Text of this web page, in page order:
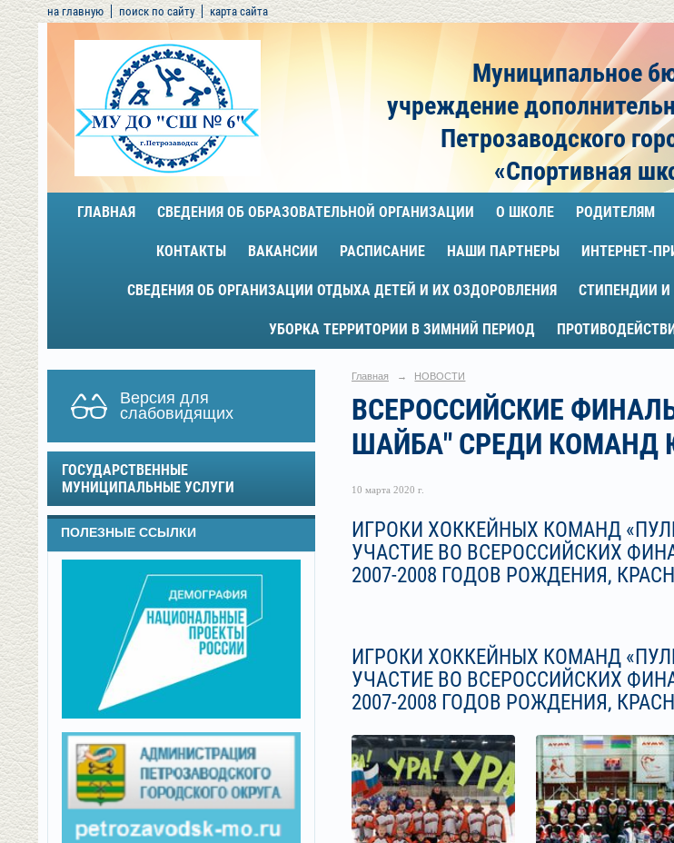
на главную поиск по сайту карта сайта
Муниципальное
учреждение
Петрозаводского
«Спортивная
ГЛАВНАЯ СВЕДЕНИЯ ОБ ОБРАЗОВАТЕЛЬНОЙ ОРГАНИЗАЦИИ О ШКОЛЕ РОДИТЕЛЯМ
КОНТАКТЫ ВАКАНСИИ РАСПИСАНИЕ НАШИ ПАРТНЕРЫ ИНТЕРНЕТ-
СВЕДЕНИЯ ОБ ОРГАНИЗАЦИИ ОТДЫХА ДЕТЕЙ И ИХ ОЗДОРОВЛЕНИЯ СТИПЕНДИИ
УБОРКА ТЕРРИТОРИИ В ЗИМНИЙ ПЕРИОД
Версия для
слабовидящих
ГОСУДАРСТВЕННЫЕ
МУНИЦИПАЛЬНЫЕ УСЛУГИ
ПОЛЕЗНЫЕ ССЫЛКИ
Главная → НОВОСТИ
ВСЕРОССИЙСКИЕ
ШАЙБА" СРЕДИ КОМАНД
10 марта 2020 г.
ИГРОКИ ХОККЕЙНЫХ КОМАНД
УЧАСТИЕ ВО ВСЕРОССИЙСКИХ
2007-2008 ГОДОВ РОЖДЕНИЯ,
ИГРОКИ ХОККЕЙНЫХ КОМАНД
УЧАСТИЕ ВО ВСЕРОССИЙСКИХ
2007-2008 ГОДОВ РОЖДЕНИЯ,